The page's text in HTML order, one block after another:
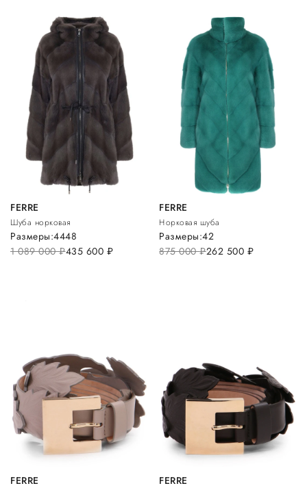
FERRE
Шуба норковая
1 089 000руб.435 600 руб.
Размеры:4448
FERRE
Норковая шуба
875 000руб.262 500 руб.
Размеры:42
FERRE FERRE